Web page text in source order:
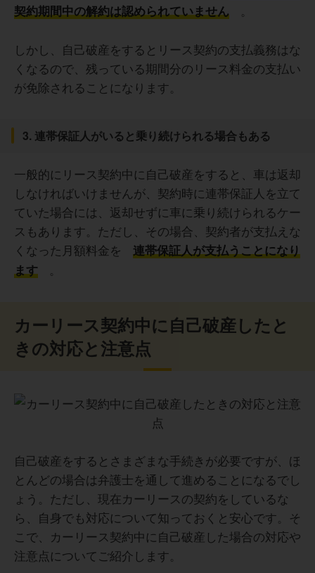
契約期間中の解約は認められていません
。
しかし、自己破産をするとリース契約の支払義務はな
くなるので、残っている期間分のリース料金の支払い
が免除されることになります。
3. 連帯保証人がいると乗り続けられる場合もある
一般的にリース契約中に自己破産をすると、車は返却
しなければいけませんが、契約時に連帯保証人を立て
ていた場合には、返却せずに車に乗り続けられるケー
スもあります。ただし、その場合、契約者が支払えな
くなった月額料金を
連帯保証人が支払うことになり
ます
。
カーリース契約中に自己破産したと
きの対応と注意点
自己破産をするとさまざまな手続きが必要ですが、ほ
とんどの場合は弁護士を通して進めることになるでし
ょう。ただし、現在カーリースの契約をしているな
ら、自身でも対応について知っておくと安心です。そ
こで、カーリース契約中に自己破産した場合の対応や
注意点についてご紹介します。